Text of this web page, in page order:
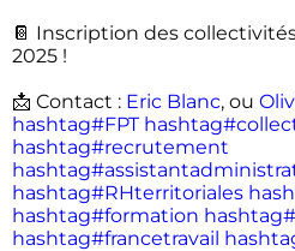
📔 Inscription des
2025 !
📩 Contact : Eric Blanc, ou
hashtag#FPT
hashtag#recrutement
hashtag#RHterritoriales
hashtag#formation
hashtag#francetravail